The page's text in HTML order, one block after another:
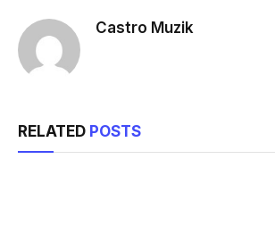
Castro Muzik
RELATED POSTS